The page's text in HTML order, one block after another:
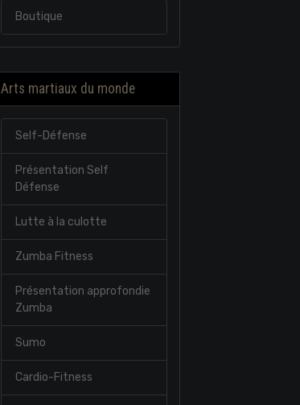
Boutique
Arts martiaux du monde
Self-Défense
Présentation Self
Défense
Lutte à la culotte
Zumba Fitness
Présentation approfondie
Zumba
Sumo
Cardio-Fitness